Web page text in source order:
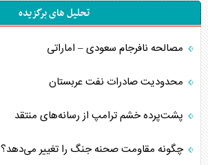
تحلیل های برگزیده
مصالحه نافرجام سعودی – اماراتی
محدودیت صادرات نفت عربستان
پشت‌پرده خشم ترامپ از رسانه‌های منتقد
چگونه مقاومت صحنه جنگ را تغییر می‌دهد؟